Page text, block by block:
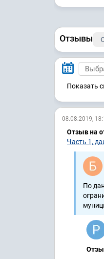
Отзывы
Показать
08.08.2019,
Отзыв на
Часть 1,
По